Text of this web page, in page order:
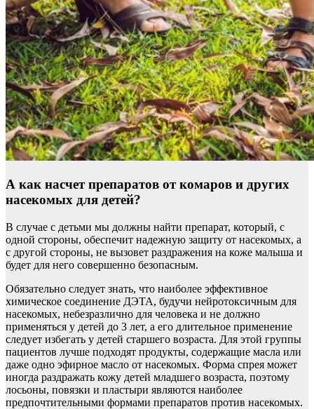
А как насчет препаратов от комаров и других
насекомых для детей?
В случае с детьми мы должны найти препарат, который, с
одной стороны, обеспечит надежную защиту от насекомых, а
с другой стороны, не вызовет раздражения на коже малыша и
будет для него совершенно безопасным.
Обязательно следует знать, что наиболее эффективное
химическое соединение ДЭТА, будучи нейротоксичным для
насекомых, небезразлично для человека и не должно
применяться у детей до 3 лет, а его длительное применение
следует избегать у детей старшего возраста. Для этой группы
пациентов лучше подходят продукты, содержащие масла или
даже одно эфирное масло от насекомых. Форма спрея может
иногда раздражать кожу детей младшего возраста, поэтому
лосьоны, повязки и пластыри являются наиболее
предпочтительными формами препаратов против насекомых.